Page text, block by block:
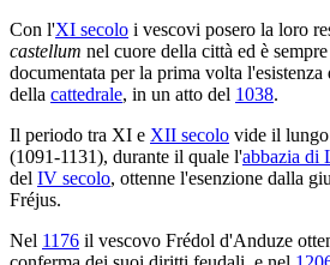
Con l'XI secolo i vescovi posero la loro
castellum nel cuore della città ed è
documentata per la prima volta l'esistenza
della cattedrale, in un atto del 1038.
Il periodo tra XI e XII secolo vide il
(1091-1131), durante il quale l'abbazia di
del IV secolo, ottenne l'esenzione dalla
Fréjus.
Nel 1176 il vescovo Frédol d'Anduze